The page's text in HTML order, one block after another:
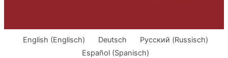
English (Englisch) Deutsch Русский (Russisch)
Español(Spanisch)